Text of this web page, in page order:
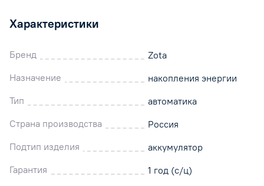
Характеристики
Бренд
Zota
Назначение
накопления энергии
Тип
автоматика
Страна производства
Россия
Подтип изделия
аккумулятор
Гарантия
1 год (с/ц)